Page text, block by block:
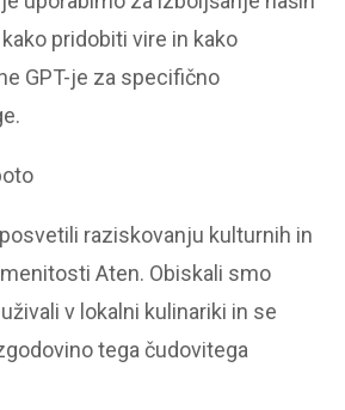
pridobiti vire in kako
GPT-je za specifično
raziskovanju kulturnih in
Aten. Obiskali smo
v lokalni kulinariki in se
tega čudovitega